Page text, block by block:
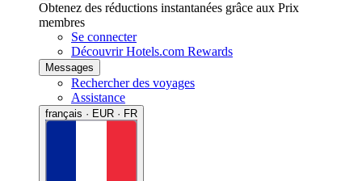
Obtenez des réductions instantanées grâce aux Prix
membres
Se connecter
Découvrir Hotels.com Rewards
Messages
Rechercher des voyages
Assistance
français · EUR · FR